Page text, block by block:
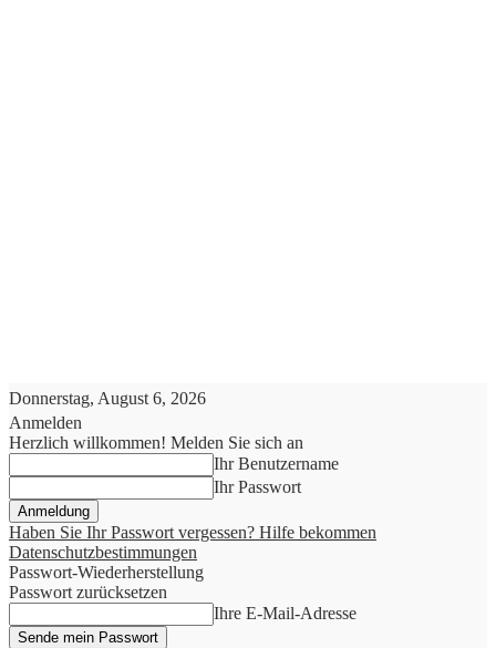
Donnerstag, August 6, 2026
Anmelden
Herzlich willkommen! Melden Sie sich an
Ihr Benutzername
Ihr Passwort
Haben Sie Ihr Passwort vergessen? Hilfe bekommen
Datenschutzbestimmungen
Passwort-Wiederherstellung
Passwort zurücksetzen
Ihre E-Mail-Adresse